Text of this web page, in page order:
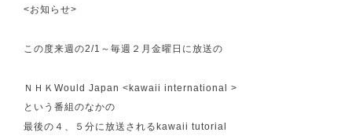
<お知らせ>
この度来週の2/1～毎週２月金曜日に放送の
ＮＨＫWould Japan <kawaii international >
という番組のなかの
最後の４、５分に放送されるkawaii tutorial